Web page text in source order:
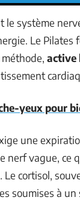
système
Le
active
yeux pour
une
nerf vague, ce
cortisol,
soumises à